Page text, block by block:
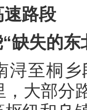
路段
缺失的东
浔至桐
大部分